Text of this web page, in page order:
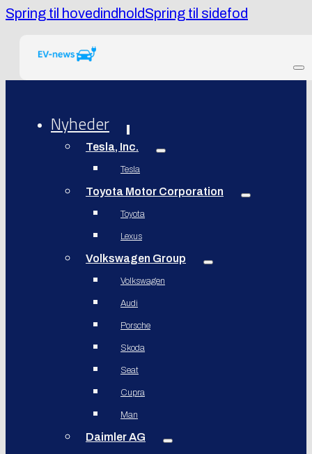
Spring til hovedindholdSpring til sidefod
Nyheder
Tesla, Inc.
Tesla
Toyota Motor Corporation
Toyota
Lexus
Volkswagen Group
Volkswagen
Audi
Porsche
Skoda
Seat
Cupra
Man
Daimler AG